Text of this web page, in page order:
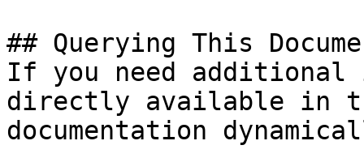
## Querying This
If you need
directly available in
documentation